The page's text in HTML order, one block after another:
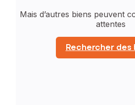
Mais d’autres biens peuvent
attentes
Rechercher des